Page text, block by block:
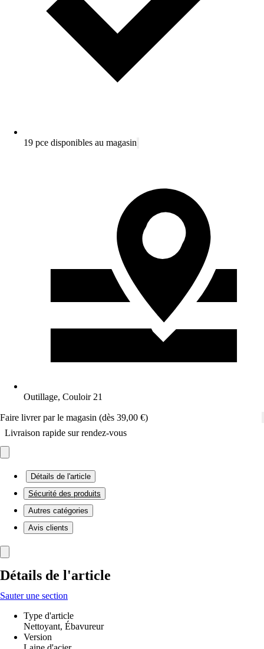
19 pce disponibles au magasin
Outillage, Couloir 21
Faire livrer par le magasin (dès 39,00 €)
Livraison rapide sur rendez-vous
Détails de l'article
Sécurité des produits
Autres catégories
Avis clients
Détails de l'article
Sauter une section
Type d'article
Nettoyant, Ébavureur
Version